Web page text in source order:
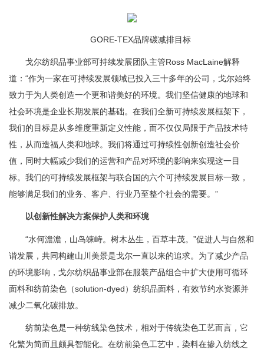
GORE-TEX品牌碳减排目标
戈尔纺织品事业部可持续发展团队主管Ross MacLaine解释
道：“作为一家在可持续发展领域已投入三十多年的公司，戈尔始终
致力于为人类创造一个更和谐美好的环境。我们坚信健康的地球和
社会环境是企业长期发展的基础。在我们全新可持续发展框架下，
我们的目标是从多维度重新定义性能，而不仅仅局限于产品技术特
性，从而造福人类和地球。我们将通过可持续性创新创造社会价
值，同时大幅减少我们的运营和产品对环境的影响来实现这一目
标。我们的可持续发展框架与联合国的六个可持续发展目标一致，
能够满足我们的业务、客户、行业乃至整个社会的需要。”
以创新性解决方案保护人类和环境
“水何澹澹，山岛竦峙。树木丛生，百草丰茂。”促进人与自然和
谐发展，共同构建山川美景是戈尔一直以来的追求。为了减少产品
的环境影响，戈尔纺织品事业部在服装产品组合中扩大使用可循环
面料和纺前染色（solution-dyed）纺织品面料，有效节约水资源并
减少二氧化碳排放。
纺前染色是一种纺线染色技术，相对于传统染色工艺而言，它
化繁为简而且颇具智能化。在纺前染色工艺中，染料在掺入纺线之